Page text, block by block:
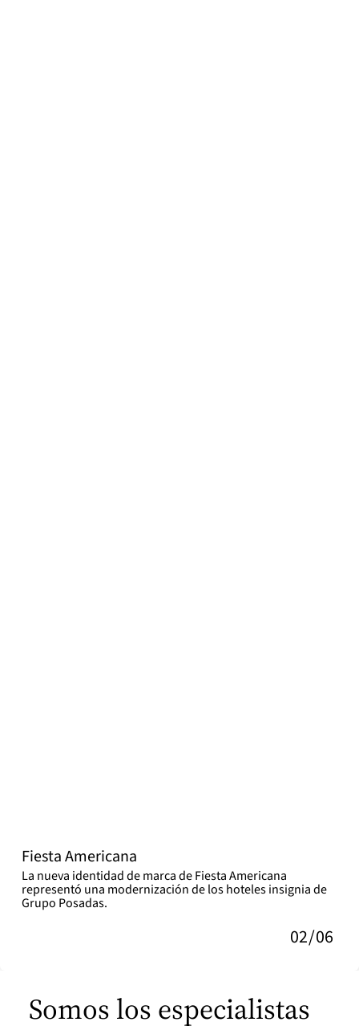
Fiesta Americana
La nueva identidad de marca de Fiesta Americana
representó una modernización de los hoteles insignia de
Grupo Posadas.
02/06
Somos los especialistas